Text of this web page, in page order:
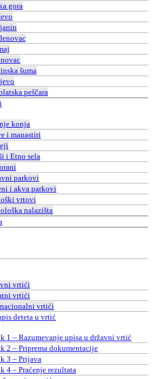
gora
šuma
peščara
konja
i manastiri
i Etno sela
parkovi
i akva parkovi
vrtovi
nalazišta
vrtići
vrtići
vrtići
deteta u vrtić
1 – Razumevanje upisa u državni vrtić
2 – Priprema dokumentacije
3 – Prijava
4 – Praćenje rezultata